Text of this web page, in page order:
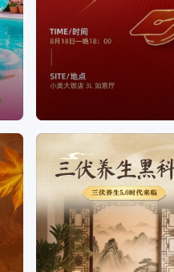
新年
福新年海报
意与设计工
计需求提供
销方案。根
简单易懂的
操作，快捷
广告图片、
版权字体&素
一款聚集多
过调整预设
松打造质感
证件照，超